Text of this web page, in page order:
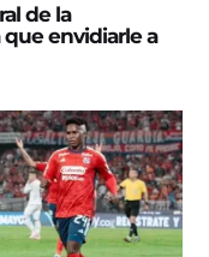
de la
que envidiarle a